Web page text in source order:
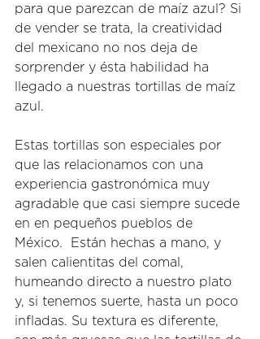
para que parezcan de maíz azul? Si
de vender se trata, la creatividad
del mexicano no nos deja de
sorprender y ésta habilidad ha
llegado a nuestras tortillas de maíz
azul.
Estas tortillas son especiales por
que las relacionamos con una
experiencia gastronómica muy
agradable que casi siempre sucede
en en pequeños pueblos de
México.  Están hechas a mano, y
salen calientitas del comal,
humeando directo a nuestro plato
y, si tenemos suerte, hasta un poco
infladas. Su textura es diferente,